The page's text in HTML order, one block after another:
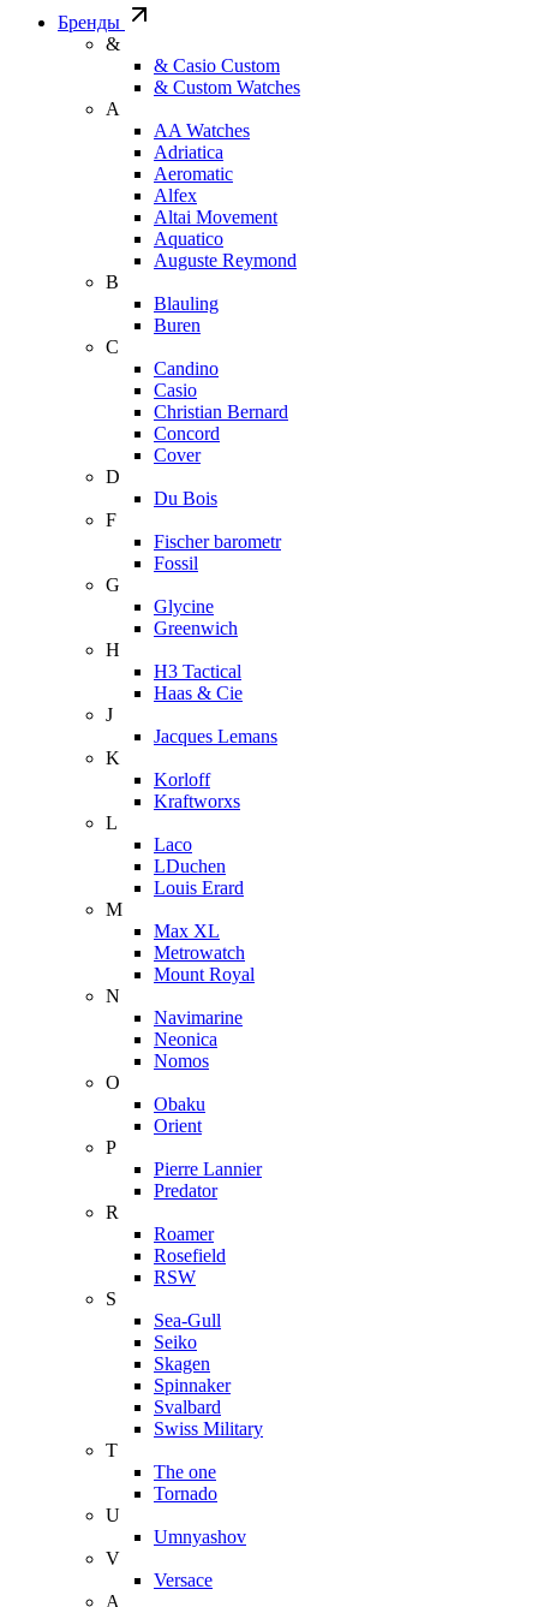
Бренды
&
& Casio Custom
& Custom Watches
A
AA Watches
Adriatica
Aeromatic
Alfex
Altai Movement
Aquatico
Auguste Reymond
B
Blauling
Buren
C
Candino
Casio
Christian Bernard
Concord
Cover
D
Du Bois
F
Fischer barometr
Fossil
G
Glycine
Greenwich
H
H3 Tactical
Haas & Cie
J
Jacques Lemans
K
Korloff
Kraftworxs
L
Laco
LDuchen
Louis Erard
M
Max XL
Metrowatch
Mount Royal
N
Navimarine
Neonica
Nomos
O
Obaku
Orient
P
Pierre Lannier
Predator
R
Roamer
Rosefield
RSW
S
Sea-Gull
Seiko
Skagen
Spinnaker
Svalbard
Swiss Military
T
The one
Tornado
U
Umnyashov
V
Versace
А